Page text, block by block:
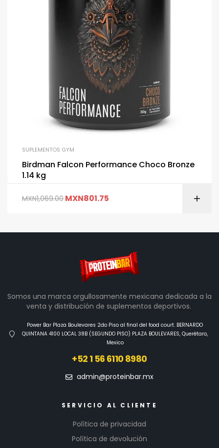
SUPLEMENTOS GYM
Birdman Falcon Performance Choco Bronze
1.14 kg
MXN1,069.00 MXN801.75
Somos una marca orgullosamente mexicana dedicada a la
venta y distribución de suplementos deportivos.
Power Bar Plaza Boulevares 2do Piso al final del food court. BERNARDO
QUINTANA 4100 LOCAL 38B (SEGUNDO PISO) PLAZA BOULEVARES, Querétaro,
Mexico
+52 1 56 6110 8980
admin@proteinbar.mx
SERVICIO AL CLIENTE
Política de privacidad
Política de devolución